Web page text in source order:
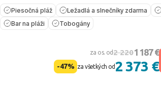
Piesočná pláž Ležadlá a slnečníky zdarma
Bar na pláži
Tobogány
za os. od2 2201 187 €
-47% za všetkých od2 373 €